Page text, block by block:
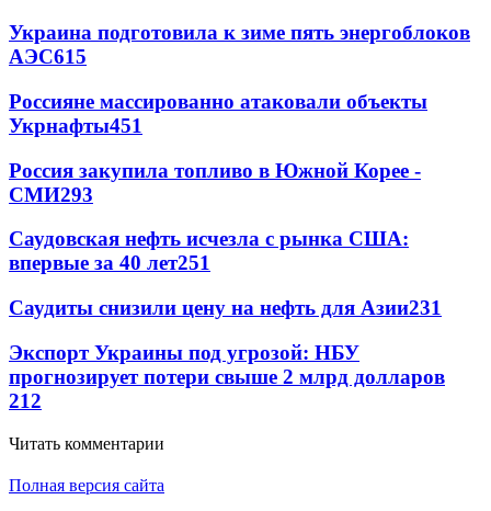
Украина подготовила к зиме пять энергоблоков
АЭС615
Россияне массированно атаковали объекты
Укрнафты451
Россия закупила топливо в Южной Корее -
СМИ293
Саудовская нефть исчезла с рынка США:
впервые за 40 лет251
Саудиты снизили цену на нефть для Азии231
Экспорт Украины под угрозой: НБУ
прогнозирует потери свыше 2 млрд долларов
212
Читать комментарии
Полная версия сайта